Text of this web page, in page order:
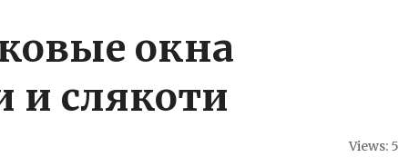
окна
слякоти
Views: 5